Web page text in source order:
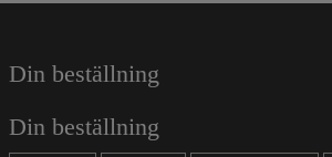
Din beställning
Din beställning